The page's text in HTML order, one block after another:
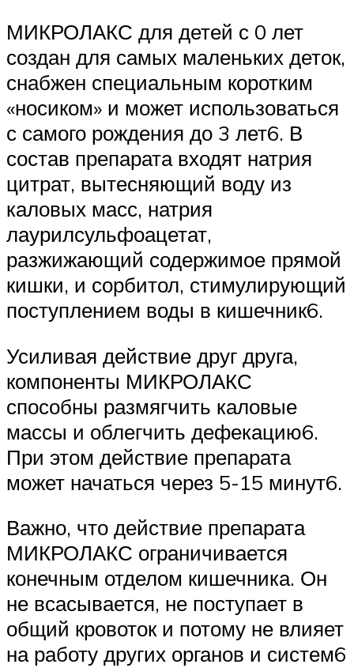
МИКРОЛАКС для детей с 0 лет
создан для самых маленьких деток,
снабжен специальным коротким
«носиком» и может использоваться
с самого рождения до 3 лет6. В
состав препарата входят натрия
цитрат, вытесняющий воду из
каловых масс, натрия
лаурилсульфоацетат,
разжижающий содержимое прямой
кишки, и сорбитол, стимулирующий
поступлением воды в кишечник6.
Усиливая действие друг друга,
компоненты МИКРОЛАКС
способны размягчить каловые
массы и облегчить дефекацию6.
При этом действие препарата
может начаться через 5-15 минут6.
Важно, что действие препарата
МИКРОЛАКС ограничивается
конечным отделом кишечника. Он
не всасывается, не поступает в
общий кровоток и потому не влияет
на работу других органов и систем6